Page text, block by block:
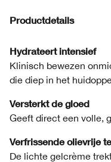
Productdetails
Hydrateert intensief
Klinisch bewezen
die diep in het
Versterkt de gloed
Geeft direct een volle,
Verfrissende olievrije
De lichte gelcrème